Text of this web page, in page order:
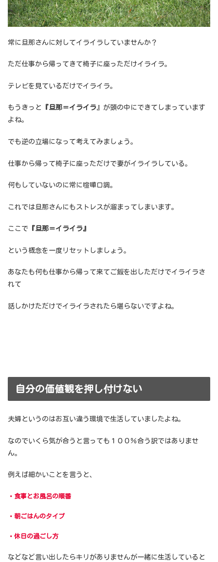
常に旦那さんに対してイライラしていませんか？
ただ仕事から帰ってきて椅子に座っただけイライラ。
テレビを見ているだけでイライラ。
もうきっと 『旦那＝イライラ』が頭の中にできてしまっています
よね。
でも逆の立場になって考えてみましょう。
仕事から帰って椅子に座っただけで妻がイライラしている。
何もしていないのに常に喧嘩口調。
これでは旦那さんにもストレスが溜まってしまいます。
ここで 『旦那＝イライラ』
という概念を一度リセットしましょう。
あなたも何も仕事から帰って来てご飯を出しただけでイライラさ
れて
話しかけただけでイライラされたら堪らないですよね。
自分の価値観を押し付けない
夫婦というのはお互い違う環境で生活していましたよね。
なのでいくら気が合うと言っても１００％合う訳ではありませ
ん。
例えば細かいことを言うと、
・食事とお風呂の順番
・朝ごはんのタイプ
・休日の過ごし方
などなど言い出したらキリがありませんが一緒に生活していると